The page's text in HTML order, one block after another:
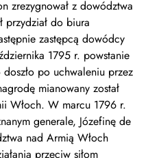
zrezygnował z dowództwa
przydział do biura
zastępcą dowódcy
1795 r. powstanie
po uchwaleniu przez
mianowany został
Włoch. W marcu 1796 r.
generale, Józefinę de
nad Armią Włoch
przeciw siłom